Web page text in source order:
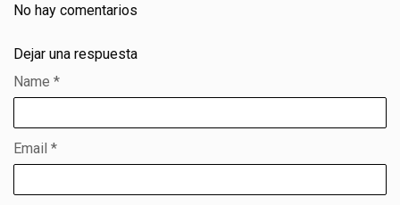
No hay comentarios
Dejar una respuesta
Name *
Email *